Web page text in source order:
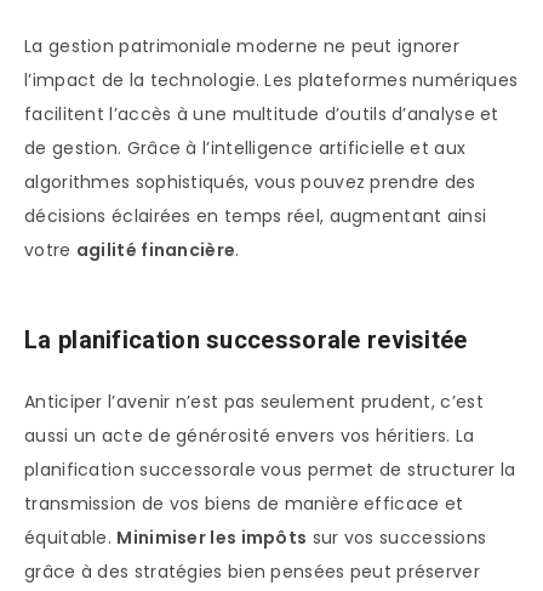
La gestion patrimoniale moderne ne peut ignorer
l’impact de la technologie. Les plateformes numériques
facilitent l’accès à une multitude d’outils d’analyse et
de gestion. Grâce à l’intelligence artificielle et aux
algorithmes sophistiqués, vous pouvez prendre des
décisions éclairées en temps réel, augmentant ainsi
votre agilité financière.
La planification successorale revisitée
Anticiper l’avenir n’est pas seulement prudent, c’est
aussi un acte de générosité envers vos héritiers. La
planification successorale vous permet de structurer la
transmission de vos biens de manière efficace et
équitable. Minimiser les impôts sur vos successions
grâce à des stratégies bien pensées peut préserver